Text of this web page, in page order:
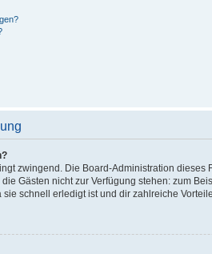
zwingend. Die Board-Administration
Gästen nicht zur Verfügung stehen: zum
schnell erledigt ist und dir zahlreiche